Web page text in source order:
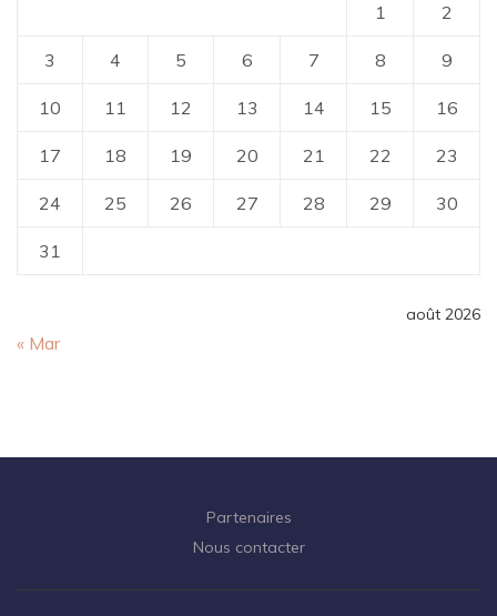
août 2026
1 2
3 4 5 6 7 8 9
10 11 12 13 14 15 16
17 18 19 20 21 22 23
24 25 26 27 28 29 30
31
« Mar
Partenaires
Nous contacter